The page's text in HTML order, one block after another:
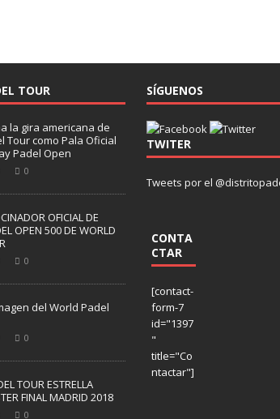
TOUR
la gira americana de
Tour como Pala Oficial
Padel Open
0
OFICIAL DE
OPEN 500 DE WORLD
0
del World Padel
0
TOUR ESTRELLA
FINAL MADRID 2018
0
SÍGUENOS
TWITER
Tweets por el
CONTA
CTAR
[contact-
form-7
id="1397
"
title="Co
ntactar"]